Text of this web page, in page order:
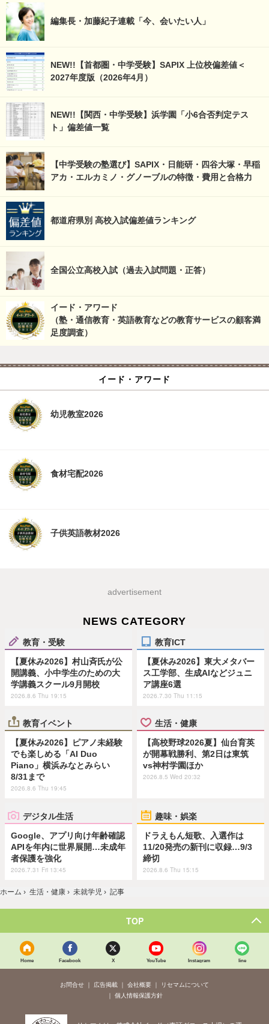
編集長・加藤紀子連載「今、会いたい人」
NEW!!【首都圏・中学受験】SAPIX 上位校偏差値＜
2027年度版（2026年4月）
NEW!!【関西・中学受験】浜学園「小6合否判定テス
ト」偏差値一覧
【中学受験の塾選び】SAPIX・日能研・四谷大塚・早稲
アカ・エルカミノ・グノーブルの特徴・費用と合格力
都道府県別 高校入試偏差値ランキング
全国公立高校入試（過去入試問題・正答）
イード・アワード
（塾・通信教育・英語教育などの教育サービスの顧客満
足度調査）
イード・アワード
幼児教室2026
食材宅配2026
子供英語教材2026
advertisement
NEWS CATEGORY
教育・受験
【夏休み2026】村山斉氏が公
開講義、小中学生のための大
学講義スクール9月開校
2026.8.6 Thu 19:15
教育ICT
【夏休み2026】東大メタバー
ス工学部、生成AIなどジュニ
ア講座6選
2026.7.30 Thu 11:15
教育イベント
【夏休み2026】ピアノ未経験
でも楽しめる「AI Duo
Piano」横浜みなとみらい
8/31まで
2026.8.6 Thu 19:45
生活・健康
【高校野球2026夏】仙台育英
が開幕戦勝利、第2日は東筑
vs神村学園ほか
2026.8.5 Wed 20:32
デジタル生活
Google、アプリ向け年齢確認
APIを年内に世界展開…未成年
者保護を強化
2026.7.31 Fri 13:45
趣味・娯楽
ドラえもん短歌、入選作は
11/20発売の新刊に収録…9/3
締切
2026.8.6 Thu 15:15
ホーム › 生活・健康 › 未就学児 › 記事
TOP
Home Facebook X YouTube Instagram line
お問合せ 広告掲載 会社概要
リセマムについて
個人情報保護方針